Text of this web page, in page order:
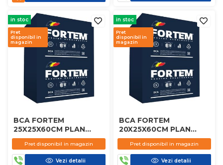
in stoc
Pret
disponibil in
magazin
BCA FORTEM
25X25X60CM PLAN
D450
Pret disponibil in magazin
Vezi detalii
in stoc
Pret
disponibil in
magazin
BCA FORTEM
20X25X60CM PLAN
D450
Pret disponibil in magazin
Vezi detalii